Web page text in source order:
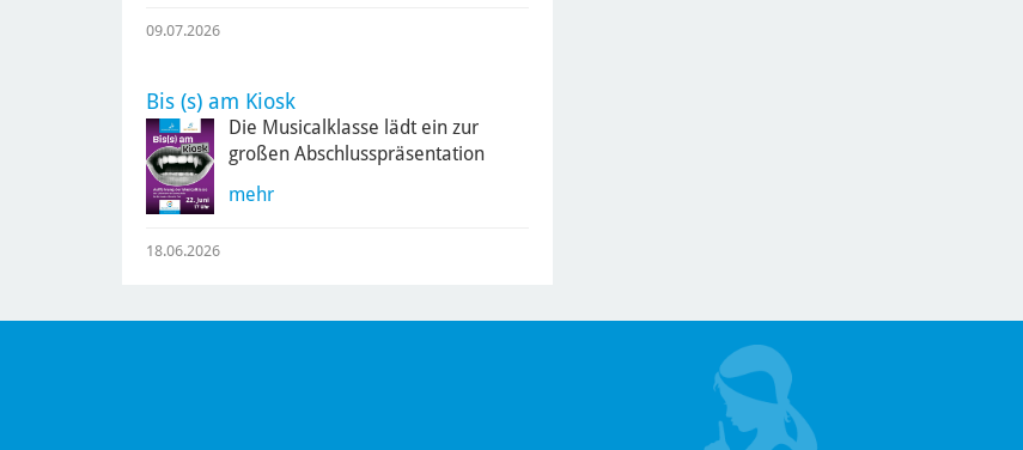
09.07.2026
Bis (s) am Kiosk
Die Musicalklasse lädt ein zur
großen Abschlusspräsentation
mehr
18.06.2026